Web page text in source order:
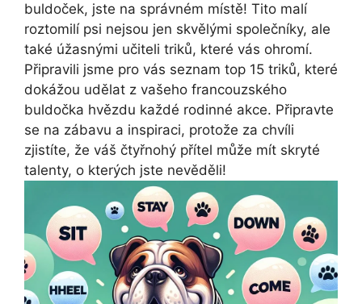
buldoček, jste na správném místě! Tito malí
roztomilí psi nejsou jen skvělými společníky, ale
také úžasnými učiteli triků, které vás ohromí.
Připravili jsme pro vás seznam top 15 triků, které
dokážou udělat z vašeho francouzského
buldočka hvězdu každé rodinné akce. Připravte
se na zábavu a inspiraci, protože za chvíli
zjistíte, že váš čtyřnohý přítel může mít skryté
talenty, o kterých jste nevěděli!